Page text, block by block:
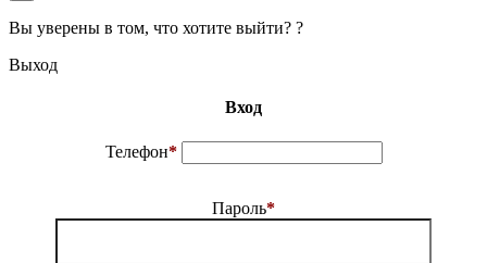
Вы уверены в том, что хотите выйти? ?
Выход
Вход
Телефон*
Пароль*